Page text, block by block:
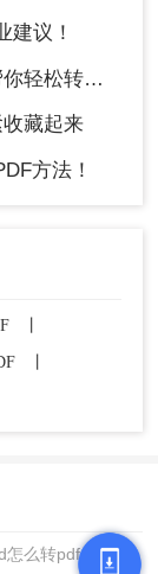
建议！
松转换！
藏起来
方法！
怎么转pdf